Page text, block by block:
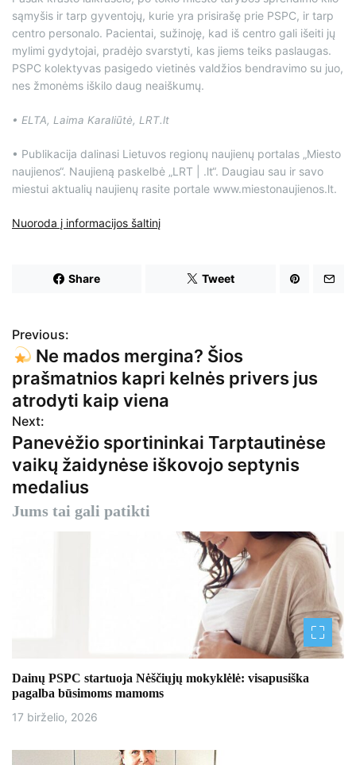
sąmyšis ir tarp gyventojų, kurie yra prisirašę prie PSPC, ir tarp
centro personalo. Pacientai, sužinoję, kad iš centro gali išeiti jų
mylimi gydytojai, pradėjo svarstyti, kas jiems teiks paslaugas.
PSPC kolektyvas pasigedo vietinės valdžios bendravimo su juo,
nes žmonėms iškilo daug neaiškumų.
• ELTA, Laima Karaliūtė, LRT.lt
• Publikacija dalinasi Lietuvos regionų naujienų portalas „Miesto
naujienos“. Naujieną paskelbė „LRT | .lt“. Daugiau sau ir savo
miestui aktualių naujienų rasite portale www.miestonaujienos.lt.
Nuoroda į informacijos šaltinį
Share Tweet
N
a
v
i
g
a
c
a
r
Previous:
Ne mados mergina? Šios
prašmatnios kapri kelnės privers jus
atrodyti kaip viena
Next:
Panevėžio sportininkai Tarptautinėse
vaikų žaidynėse iškovojo septynis
medalius
Jums tai gali patikti
Dainų PSPC startuoja Nėščiųjų mokyklėlė: visapusiška
pagalba būsimoms mamoms
17 birželio, 2026